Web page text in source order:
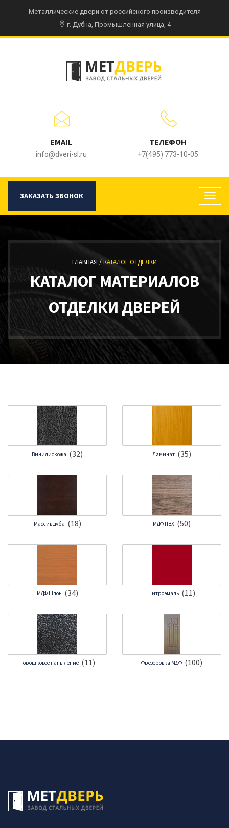
Металлические двери от российского производителя
г. Дубна, Промышленная улица, 4
EMAIL
info@dveri-sl.ru
ТЕЛЕФОН
+7(495) 773-10-05
ЗАКАЗАТЬ ЗВОНОК
ГЛАВНАЯ /КАТАЛОГ ОТДЕЛКИ
КАТАЛОГ МАТЕРИАЛОВ
ОТДЕЛКИ ДВЕРЕЙ
Винилискожа (32) Ламинат (35)
Массив дуба (18) МДФ ПВХ (50)
МДФ Шпон (34) Нитроэмаль (11)
Порошковое напыление (11) Фрезеровка МДФ (100)